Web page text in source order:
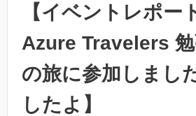
【イベントレポー
Azure Travelers
の旅に参加しまし
したよ】